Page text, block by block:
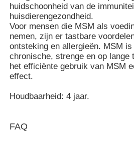
MSM Groothandel
Dimethyl Sulfoxide van DMSO
MSM-Glucosaminechondroitin
huidschoonheid van de
huisdierengezondheid.
Voor mensen die MSM als
nemen, zijn er tastbare
ontsteking en allergieën. MSM
chronische, strenge en op lange
het efficiënte gebruik van MSM
effect.
Houdbaarheid: 4 jaar.
FAQ